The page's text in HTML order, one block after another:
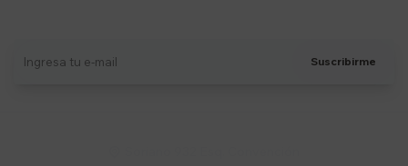
Suscribirme